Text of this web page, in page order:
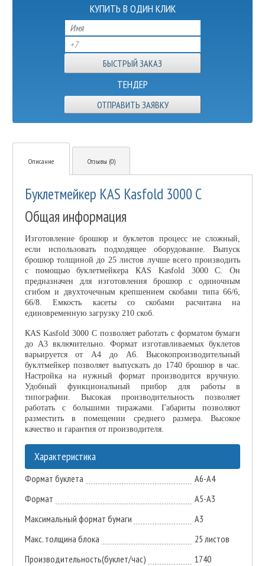
КУПИТЬ В ОДИН КЛИК
ТЕНДЕР
ОТПРАВИТЬ ЗАЯВКУ
Описание Отзывы (0)
Буклетмейкер КAS Kasfold 3000 C
Общая информация
Изготовление брошюр и буклетов процесс не сложный,
если использовать подходящее оборудование. Выпуск
брошюр толщиной до 25 листов лучше всего производить
с помощью буклетмейкера КAS Kasfold 3000 C. Он
предназначен для изготовления брошюр с одиночным
сгибом и двухточечным крепшением скобами типа 66/6,
66/8. Емкость касеты со скобами расчитана на
единовременную загрузку 210 скоб.
КAS Kasfold 3000 C позволяет работать с форматом бумаги
до А3 включительно. Формат изготавливаемых буклетов
варьируется от А4 до А6. Высокопроизводительный
буклтмейкер позволяет выпускать до 1740 брошюр в час.
Настройка на нужный формат производится вручную.
Удобный функциональный прибор для работы в
типографии. Высокая производительность позволяет
работать с большими тиражами. Габариты позволяют
разместить в помещении среднего размера. Высокое
качество и гарантия от производителя.
Характеристика
Формат буклета
A6-A4
Формат
A5-A3
Максимальный формат бумаги
A3
Макс. толщина блока
25 листов
Производительность(буклет/час)
1740